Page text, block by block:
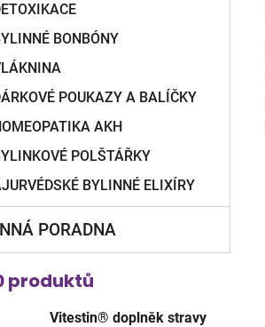
BONBÓNY
POUKAZY A BALÍČKY
AKH
POLŠTÁŘKY
BYLINNÉ ELIXÍRY
PORADNA
produktů
Vitestin® doplněk stravy